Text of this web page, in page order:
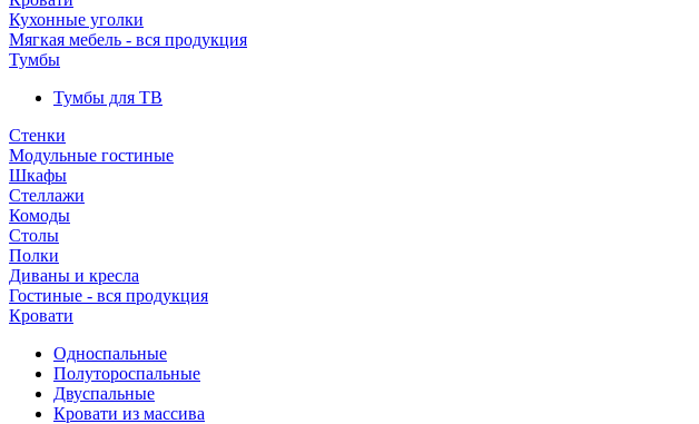
Кухонные уголки
Мягкая мебель - вся продукция
Тумбы
Тумбы для ТВ
Стенки
Модульные гостиные
Шкафы
Стеллажи
Комоды
Столы
Полки
Диваны и кресла
Гостиные - вся продукция
Кровати
Односпальные
Полутороспальные
Двуспальные
Кровати из массива